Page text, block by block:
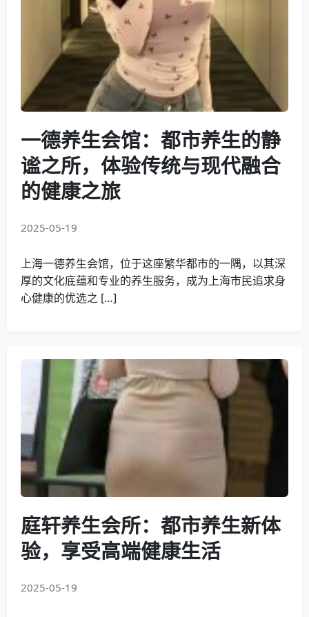
一德养生会馆：都市养生的静
谧之所，体验传统与现代融合
的健康之旅
2025-05-19
上海一德养生会馆，位于这座繁华都市的一隅，以其深
厚的文化底蕴和专业的养生服务，成为上海市民追求身
心健康的优选之 […]
庭轩养生会所：都市养生新体
验，享受高端健康生活
2025-05-19